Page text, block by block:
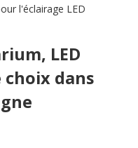
l'éclairage LED
LED
choix dans